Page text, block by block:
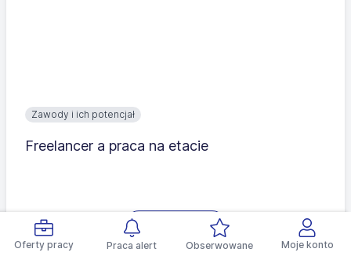
Oferty pracy Praca alert Obserwowane Moje konto
Zawody i ich potencjał
Freelancer a praca na etacie
Czytaj więcej